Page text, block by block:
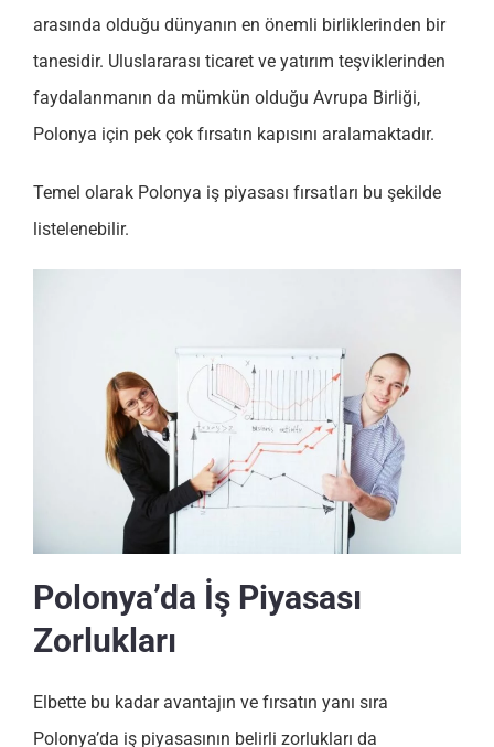
arasında olduğu dünyanın en önemli birliklerinden bir
tanesidir. Uluslararası ticaret ve yatırım teşviklerinden
faydalanmanın da mümkün olduğu Avrupa Birliği,
Polonya için pek çok fırsatın kapısını aralamaktadır.
Temel olarak Polonya iş piyasası fırsatları bu şekilde
listelenebilir.
Polonya’da İş Piyasası
Zorlukları
Elbette bu kadar avantajın ve fırsatın yanı sıra
Polonya’da iş piyasasının belirli zorlukları da